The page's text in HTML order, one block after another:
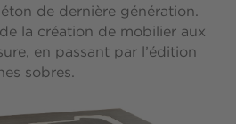
de dernière génération.
la création de mobilier aux
en passant par l’édition
sobres.